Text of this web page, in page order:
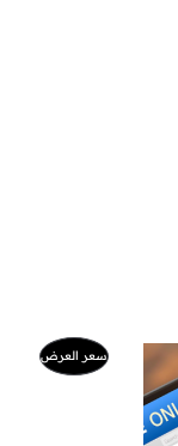
سعر العرضمنتج